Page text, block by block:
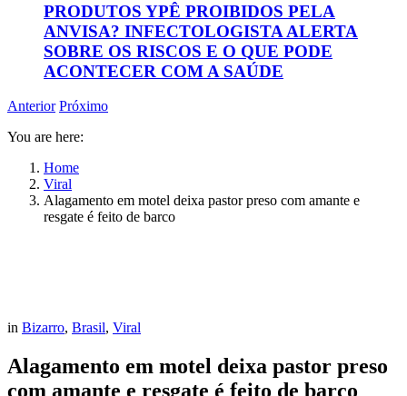
PRODUTOS YPÊ PROIBIDOS PELA
ANVISA? INFECTOLOGISTA ALERTA
SOBRE OS RISCOS E O QUE PODE
ACONTECER COM A SAÚDE
Anterior Próximo
You are here:
Home
Viral
Alagamento em motel deixa pastor preso com amante e
resgate é feito de barco
in Bizarro, Brasil, Viral
Alagamento em motel deixa pastor preso
com amante e resgate é feito de barco